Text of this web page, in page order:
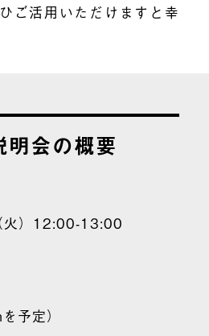
ご活用いただけますと幸
明会の概要
）12:00-13:00
予定）